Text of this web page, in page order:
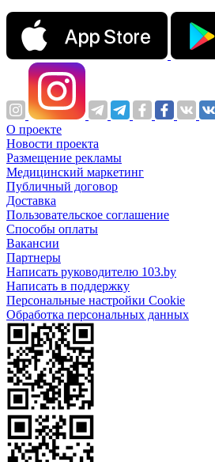
О проекте
Новости проекта
Размещение рекламы
Медицинский маркетинг
Публичный договор
Доставка
Пользовательское соглашение
Способы оплаты
Вакансии
Партнеры
Написать руководителю 103.by
Написать в поддержку
Персональные настройки Cookie
Обработка персональных данных